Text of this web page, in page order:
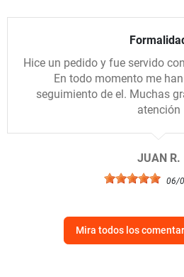
Hice un pedido y fue servido
En todo momento me
seguimiento de el. Muchas
atención
JUAN R.
06/
Mira todos los